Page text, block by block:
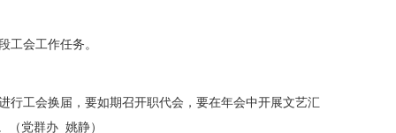
会工作任务。
工会换届，要如期召开职代会，要在年会中开展文艺汇
（党群办 姚静）